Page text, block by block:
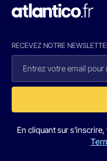
RECEVEZ NOTRE
En cliquant sur